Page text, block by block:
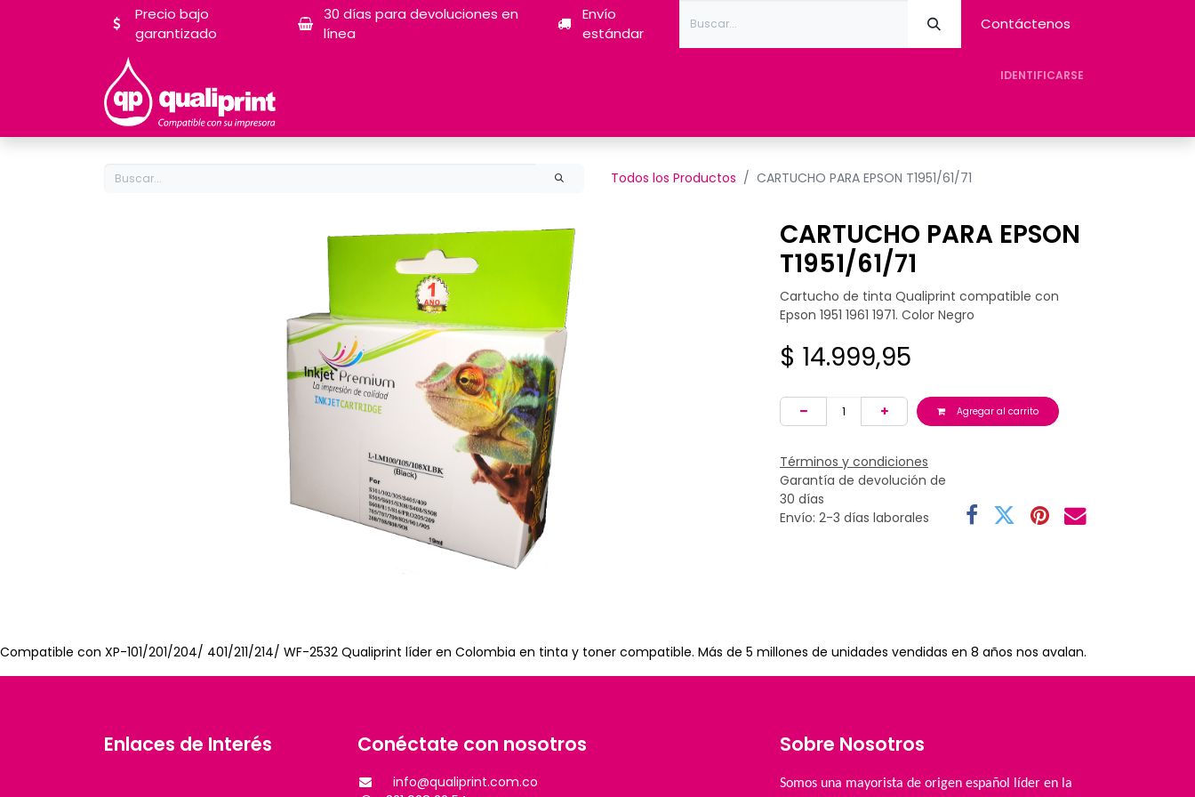
Precio bajo
garantizado
30 días para devoluciones en
línea
Envío
estándar
Contáctenos
IDENTIFICARSE
Todos los Productos CARTUCHO PARA EPSON T1951/61/71
CARTUCHO PARA EPSON
T1951/61/71
Cartucho de tinta Qualiprint compatible con
Epson 1951 1961 1971. Color Negro
$ 14.999,95
Agregar al carrito
Términos y condiciones
Garantía de devolución de
30 días
Envío: 2-3 días laborales
Compatible con XP-101/201/204/ 401/211/214/ WF-2532 Qualiprint líder en Colombia en tinta y toner compatible. Más de 5 millones de unidades vendidas en 8 años nos avalan.
Enlaces de Interés Conéctate con nosotros
info@qualiprint.com.co
Sobre Nosotros
Somos una mayorista de origen español líder en la